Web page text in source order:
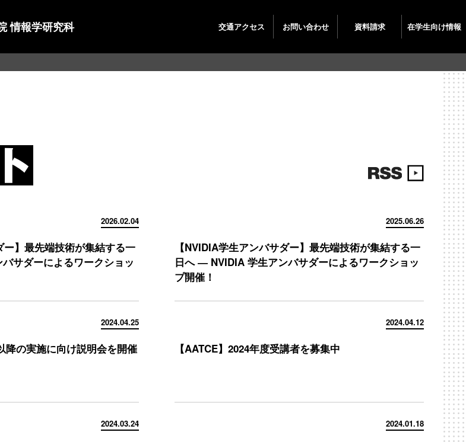
情報学研究科 交通アクセス お問い合わせ 資料請求 在学生向け情報
2026.02.04
ー】最先端技術が集結する一
サダーによるワークショッ
2025.06.26
【NVIDIA学生アンバサダー】最先端技術が集結する一
日へ ― NVIDIA 学生アンバサダーによるワークショッ
プ開催！
2024.04.25
降の実施に向け説明会を開催
2024.04.12
【AATCE】2024年度受講者を募集中
2024.03.24 2024.01.18